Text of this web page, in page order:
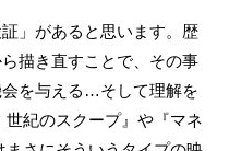
」があると思います。歴
描き直すことで、その事
を与える…そして理解を
紀のスクープ』や『マネ